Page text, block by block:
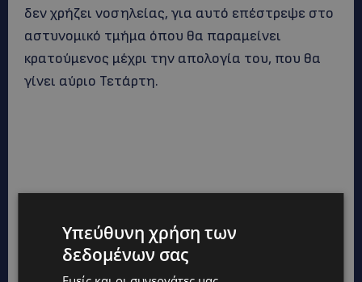
δεν χρήζει νοσηλείας, για αυτό επέστρεψε στο
αστυνομικό τμήμα όπου θα παραμείνει
κρατούμενος μέχρι την απολογία του, που θα
γίνει αύριο Τετάρτη.
Υπεύθυνη χρήση των
δεδομένων σας